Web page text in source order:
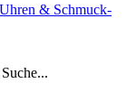
Suche...